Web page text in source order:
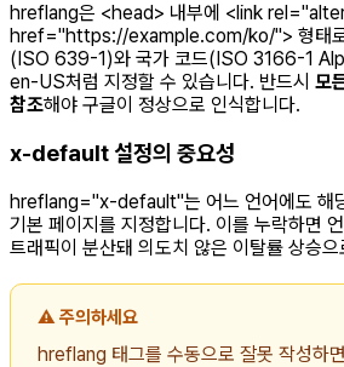
hreflang은 <head> 내부에 <link
href="https://example.com/ko/"> 형태
(ISO 639-1)와 국가 코드(ISO 3166-1
en-US처럼 지정할 수 있습니다. 반드시 모
참조해야 구글이 정상으로 인식합니다.
x-default 설정의 중요성
hreflang="x-default"는 어느 언어에도 해
기본 페이지를 지정합니다. 이를 누락하면
트래픽이 분산돼 의도치 않은 이탈률 상승
⚠️ 주의하세요
hreflang 태그를 수동으로 잘못 작성하